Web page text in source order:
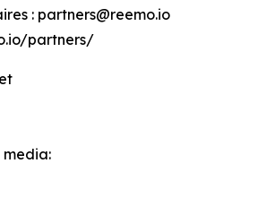
: partners@reemo.io
partners/
media: